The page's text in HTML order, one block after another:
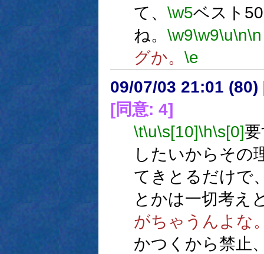
て、 \w5ベスト
ね。 \w9\w9\u\n\n
グか。 \e
09/07/03 21:01 (80)
[同意: 4]
\t\u\s[10]\h\s[0]
したいからその
てきとるだけで
とかは一切考え
がちゃうんよな
かつくから禁止